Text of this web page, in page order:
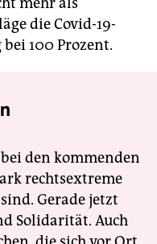
die Covid-19-
100 Prozent.
den kommenden
rechtsextreme
Gerade jetzt
Solidarität. Auch